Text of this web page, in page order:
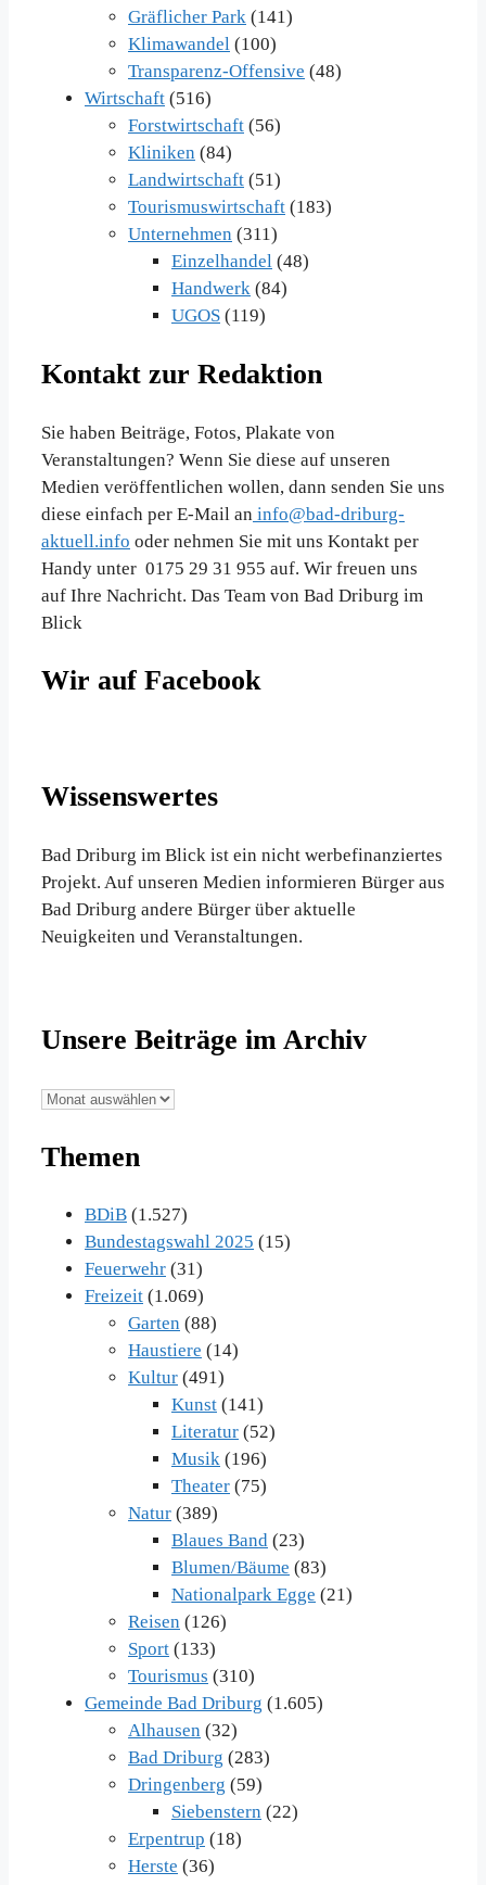
Gräflicher Park (141)
Klimawandel (100)
Transparenz-Offensive (48)
Wirtschaft (516)
Forstwirtschaft (56)
Kliniken (84)
Landwirtschaft (51)
Tourismuswirtschaft (183)
Unternehmen (311)
Einzelhandel (48)
Handwerk (84)
UGOS (119)
Kontakt zur Redaktion
Sie haben Beiträge, Fotos, Plakate von
Veranstaltungen? Wenn Sie diese auf unseren
Medien veröffentlichen wollen, dann senden Sie uns
diese einfach per E-Mail an info@bad-driburg-
aktuell.info oder nehmen Sie mit uns Kontakt per
Handy unter 0175 29 31 955 auf. Wir freuen uns
auf Ihre Nachricht. Das Team von Bad Driburg im
Blick
Wir auf Facebook
Wissenswertes
Bad Driburg im Blick ist ein nicht werbefinanziertes
Projekt. Auf unseren Medien informieren Bürger aus
Bad Driburg andere Bürger über aktuelle
Neuigkeiten und Veranstaltungen.
Unsere Beiträge im Archiv
Unsere
im
Themen
BDiB (1.527)
Bundestagswahl 2025 (15)
Feuerwehr (31)
Freizeit (1.069)
Garten (88)
Haustiere (14)
Kultur (491)
Kunst (141)
Literatur (52)
Musik (196)
Theater (75)
Natur (389)
Blaues Band (23)
Blumen/Bäume (83)
Nationalpark Egge (21)
Reisen (126)
Sport (133)
Tourismus (310)
Gemeinde Bad Driburg (1.605)
Alhausen (32)
Bad Driburg (283)
Dringenberg (59)
Siebenstern (22)
Erpentrup (18)
Herste (36)